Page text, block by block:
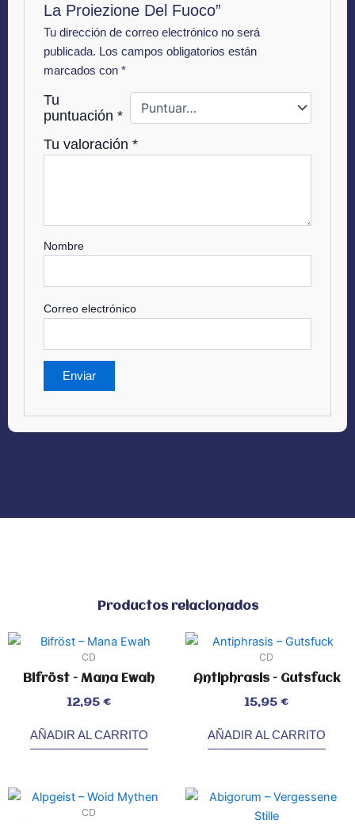
La Proiezione Del Fuoco”
Tu dirección de correo electrónico no será
publicada. Los campos obligatorios están
marcados con*
Tu
puntuación*
Tu valoración*
Nombre
Correo electrónico
Productos relacionados
CD
Bifröst – Mana Ewah
12,95 €
AÑADIR AL CARRITO
CD
Antiphrasis – Gutsfuck
15,95 €
AÑADIR AL CARRITO
CD